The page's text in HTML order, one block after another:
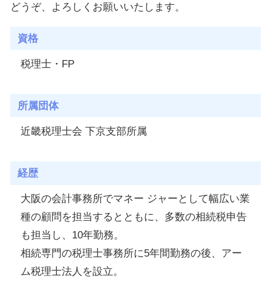
どうぞ、よろしくお願いいたします。
資格
税理士・FP
所属団体
近畿税理士会 下京支部所属
経歴
大阪の会計事務所でマネー ジャーとして幅広い業
種の顧問を担当するとともに、多数の相続税申告
も担当し、10年勤務。
相続専門の税理士事務所に5年間勤務の後、アー
ム税理士法人を設立。